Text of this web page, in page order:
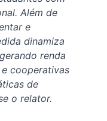
Além de
e
dinamiza
renda
cooperativas
de
o relator.